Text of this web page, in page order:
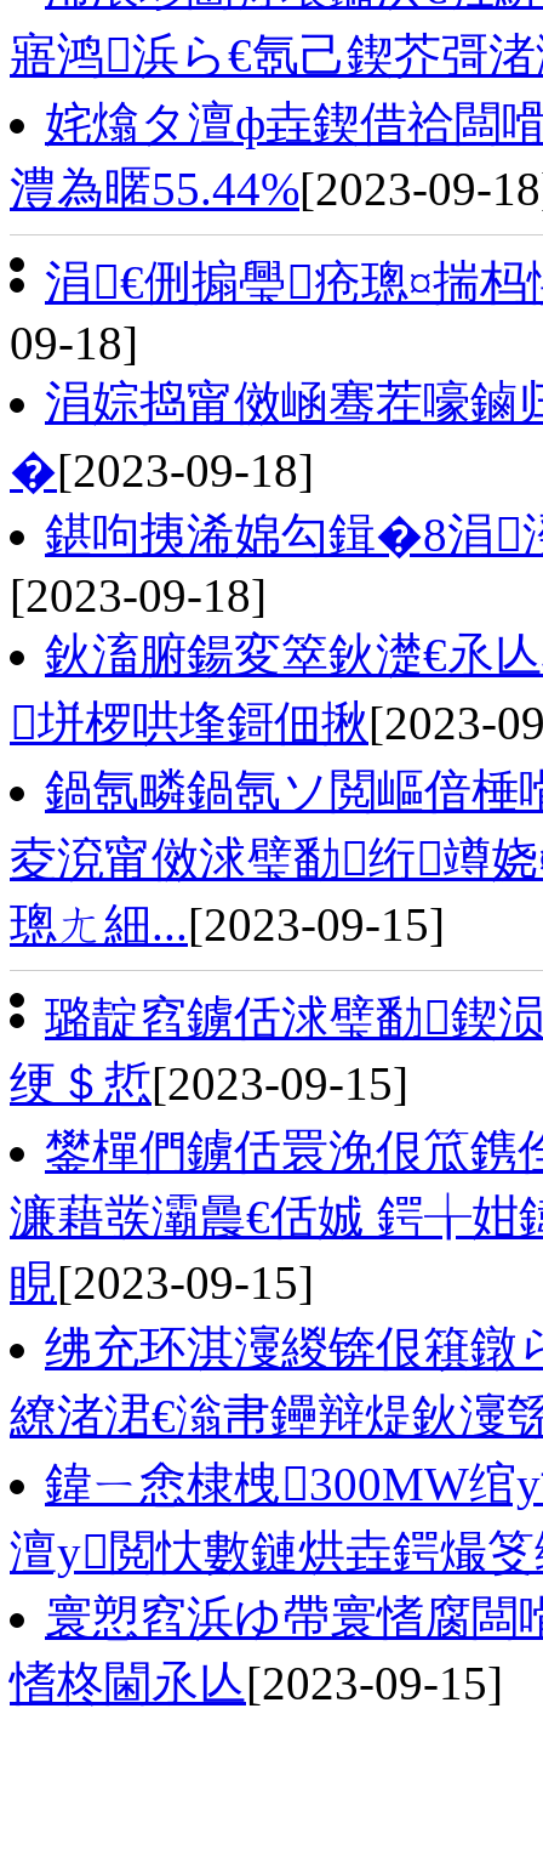
寤鸿浜ら€氬己鍥芥彁
姹熻タ澶ф垚鍥借祫闆
澧為暱55.44%[2023-09-
涓€侀搧璺疮璁¤揣
09-18]
涓婃捣甯傚崡骞茬嚎鏀
�[2023-09-18]
鍖呴挗浠婂勾鍓�8涓
[2023-09-18]
鈥滀腑鍚変箤鈥濋€氶
垪椤哄埄鎶佃揪[2023-
鍋氬疄鍋氬ソ閲嶇偣棰
夌渷甯傚浗璧勫绗竴
璁ㄤ細...[2023-09-15]
璐靛窞鐪佸浗璧勫鍥
绠＄悊[2023-09-15]
鐢樿們鐪佸睘浼佷笟
濂藉彂灞曟€佸娍 鍔╁姏
睍[2023-09-15]
绋充环淇濅緵锛佷簯鐓
繚渚涒€滃帇鑸辩煶鈥濅
鍏ㄧ悆棣栧300MW
澶у閲忕數鏈烘垚鍔熶
寰愬窞浜ゆ帶寰愭腐闆
愭柊閫氶亾[2023-09-15]